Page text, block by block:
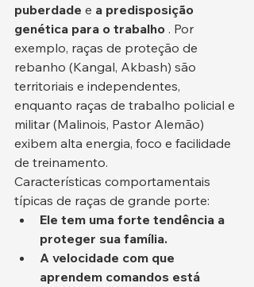
puberdade e a predisposição
genética para o trabalho . Por
exemplo, raças de proteção de
rebanho (Kangal, Akbash) são
territoriais e independentes,
enquanto raças de trabalho policial e
militar (Malinois, Pastor Alemão)
exibem alta energia, foco e facilidade
de treinamento.
Características comportamentais
típicas de raças de grande porte:
Ele tem uma forte tendência a
proteger sua família.
A velocidade com que
aprendem comandos está